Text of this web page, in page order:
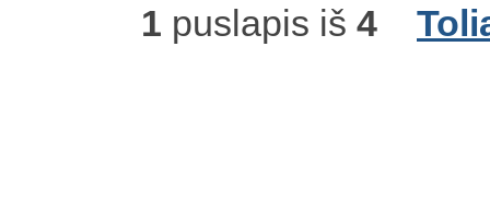
1 puslapis iš 4